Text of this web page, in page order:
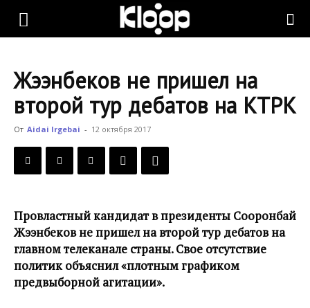
KLOOP.KG
Новости
Жээнбеков не пришел на
второй тур дебатов на КТРК
От Aidai Irgebai - 12 октября 2017
Провластный кандидат в президенты Сооронбай
Жээнбеков не пришел на второй тур дебатов на
главном телеканале страны. Свое отсутствие
политик объяснил «плотным графиком
предвыборной агитации».